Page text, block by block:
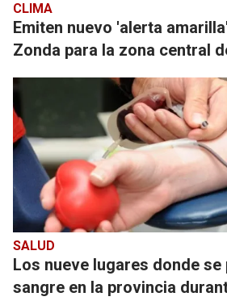
CLIMA
Emiten nuevo 'alerta
Zonda para la zona central
SALUD
Los nueve lugares donde
sangre en la provincia